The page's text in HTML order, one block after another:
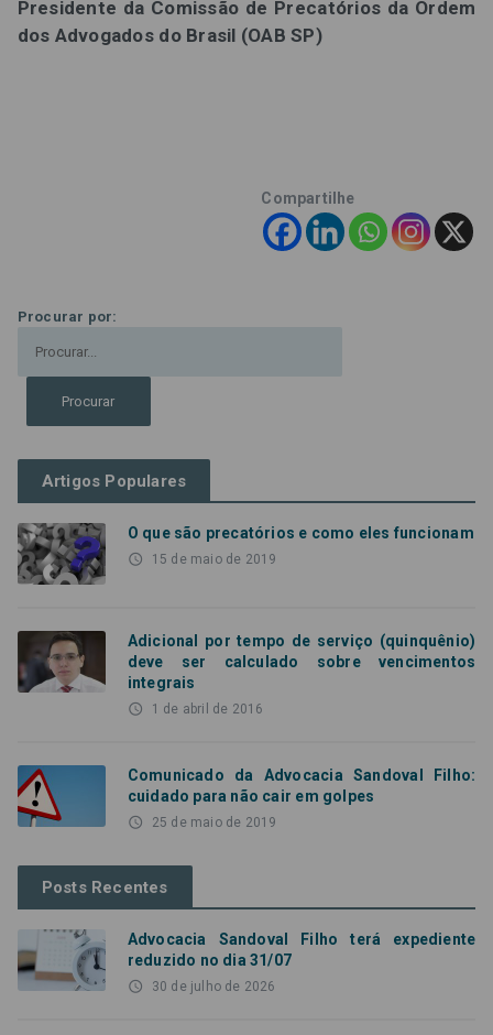
Presidente da Comissão de Precatórios da Ordem
dos Advogados do Brasil (OAB SP)
Compartilhe
Procurar por:
Artigos Populares
O que são precatórios e como eles funcionam
access_time 15 de maio de 2019
Adicional por tempo de serviço (quinquênio)
deve ser calculado sobre vencimentos
integrais
access_time 1 de abril de 2016
Comunicado da Advocacia Sandoval Filho:
cuidado para não cair em golpes
access_time 25 de maio de 2019
Posts Recentes
Advocacia Sandoval Filho terá expediente
reduzido no dia 31/07
access_time 30 de julho de 2026